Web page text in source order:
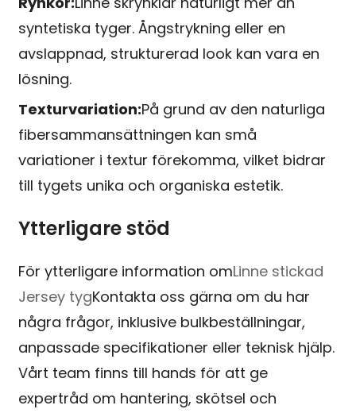
syntetiska tyger. Ångstrykning eller en
avslappnad, strukturerad look kan vara en
lösning.
Texturvariation:På grund av den naturliga
fibersammansättningen kan små
variationer i textur förekomma, vilket bidrar
till tygets unika och organiska estetik.
Ytterligare stöd
För ytterligare information omLinne stickad
Jersey tygKontakta oss gärna om du har
några frågor, inklusive bulkbeställningar,
anpassade specifikationer eller teknisk hjälp.
Vårt team finns till hands för att ge
expertråd om hantering, skötsel och